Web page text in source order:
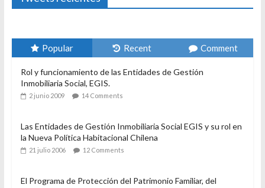
Popular Recent Comment
Rol y funcionamiento de las Entidades de Gestión
Inmobiliaria Social, EGIS.
2 junio 2009 14 Comments
Las Entidades de Gestión Inmobiliaria Social EGIS y su rol en
la Nueva Política Habitacional Chilena
21 julio 2006 12 Comments
El Programa de Protección del Patrimonio Familiar, del